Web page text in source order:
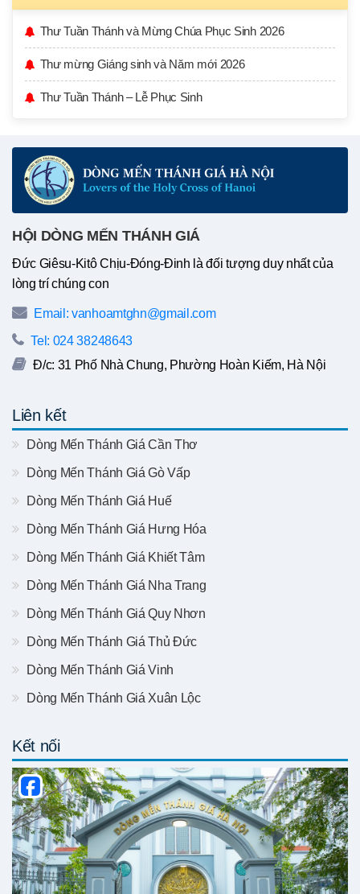
Thư Tuần Thánh và Mừng Chúa Phục Sinh 2026
Thư mừng Giáng sinh và Năm mới 2026
Thư Tuần Thánh – Lễ Phục Sinh
HỘI DÒNG MẾN THÁNH GIÁ
Đức Giêsu-Kitô Chịu-Đóng-Đinh là đối tượng duy nhất của
lòng trí chúng con
Email: vanhoamtghn@gmail.com
Tel: 024 38248643
Đ/c: 31 Phố Nhà Chung, Phường Hoàn Kiếm, Hà Nội
Liên kết
Dòng Mến Thánh Giá Cần Thơ
Dòng Mến Thánh Giá Gò Vấp
Dòng Mến Thánh Giá Huế
Dòng Mến Thánh Giá Hưng Hóa
Dòng Mến Thánh Giá Khiết Tâm
Dòng Mến Thánh Giá Nha Trang
Dòng Mến Thánh Giá Quy Nhơn
Dòng Mến Thánh Giá Thủ Đức
Dòng Mến Thánh Giá Vinh
Dòng Mến Thánh Giá Xuân Lộc
Kết nối